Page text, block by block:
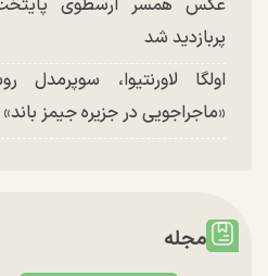
عکس همسر ارسطوی
پربازدید شد
اولگا لاورنتیوا،
«ماجراجویی در جزیره جیمز
مجله